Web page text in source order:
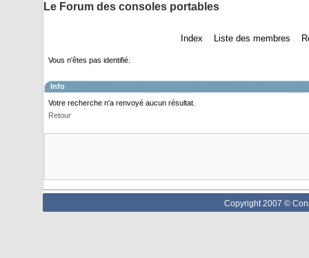
Le Forum des consoles portables
Index Liste des membres
Vous n'êtes pas identifié.
Info
Votre recherche n'a renvoyé aucun résultat.
Retour
Copyright 2007 ©